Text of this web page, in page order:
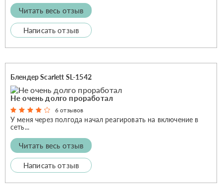
Читать весь отзыв
Написать отзыв
Блендер Scarlett SL-1542
Не очень долго проработал
6 отзывов
У меня через полгода начал реагировать на включение в
сеть...
Читать весь отзыв
Написать отзыв